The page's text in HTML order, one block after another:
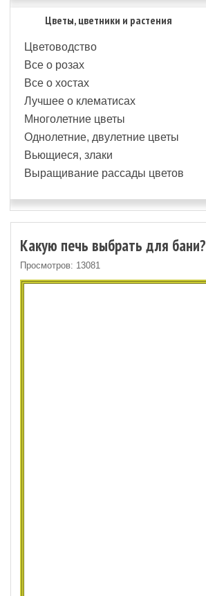
Цветы, цветники и растения
Цветоводство
Все о розах
Все о хостах
Лучшее о клематисах
Многолетние цветы
Однолетние, двулетние цветы
Вьющиеся, злаки
Выращивание рассады цветов
Какую печь выбрать для бани?
Просмотров: 13081